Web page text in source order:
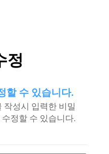
정
할 수 있습니다.
작성시 입력한 비밀
정할 수 있습니다.